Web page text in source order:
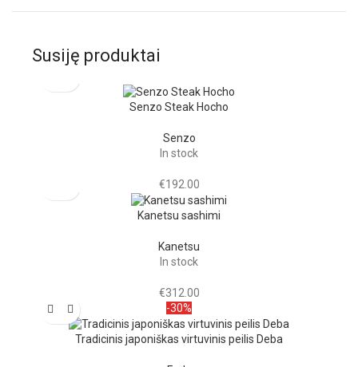
Susiję produktai
Senzo Steak Hocho
Senzo
In stock
€192.00
Kanetsu sashimi
Kanetsu
In stock
€312.00
-30%
Tradicinis japoniškas virtuvinis peilis Deba